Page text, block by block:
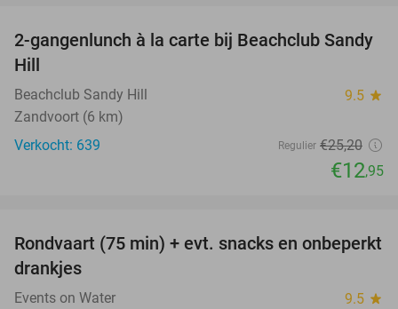
49%
2-gangenlunch à la carte bij Beachclub Sandy
Hill
Beachclub Sandy Hill 9.5 star
Zandvoort (6 km)
Verkocht: 639
Regulier €25,20
€12,95
50%
Rondvaart (75 min) + evt. snacks en onbeperkt
drankjes
Events on Water 9.5 star